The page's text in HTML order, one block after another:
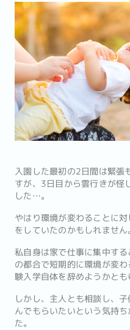
入園した最初の2日間は緊張
すが、3日目から雲行きが怪
した…。
やはり環境が変わることに
をしていたのかもしれません。
私自身は家で仕事に集中す
の都合で短期的に環境が変
験入学自体を辞めようかとも
しかし、主人とも相談し、
んでもらいたいという気持
た。